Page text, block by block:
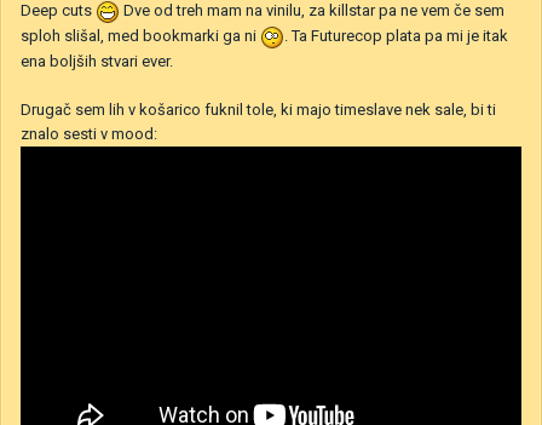
Deep cuts
Dve od treh mam na vinilu, za killstar pa ne vem če sem
sploh slišal, med bookmarki ga ni
. Ta Futurecop plata pa mi je itak
ena boljših stvari ever.
Drugač sem lih v košarico fuknil tole, ki majo timeslave nek sale, bi ti
znalo sesti v mood: